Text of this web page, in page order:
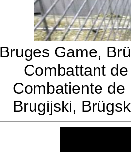
Bruges Game,
Combattant
Combatiente de
Brugijski,